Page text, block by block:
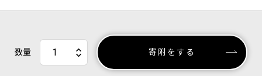
数量 寄附をする